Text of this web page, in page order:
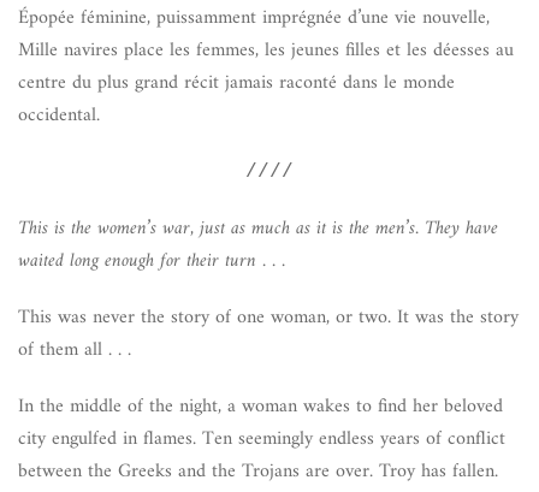
Épopée féminine, puissamment imprégnée d’une vie nouvelle,
Mille navires place les femmes, les jeunes filles et les déesses au
centre du plus grand récit jamais raconté dans le monde
occidental.
////
This is the women’s war, just as much as it is the men’s. They have
waited long enough for their turn . . .
This was never the story of one woman, or two. It was the story
of them all . . .
In the middle of the night, a woman wakes to find her beloved
city engulfed in flames. Ten seemingly endless years of conflict
between the Greeks and the Trojans are over. Troy has fallen.